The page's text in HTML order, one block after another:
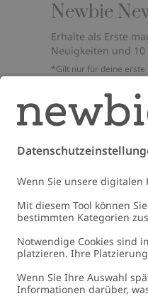
Newbie
Erhalte als Erste
Neuigkeiten und
*Gilt nur für deine erste
oder Angeboten
überprüfe deinen
FAQ & Cookie-Richtlinie
E-Mail
Cookies